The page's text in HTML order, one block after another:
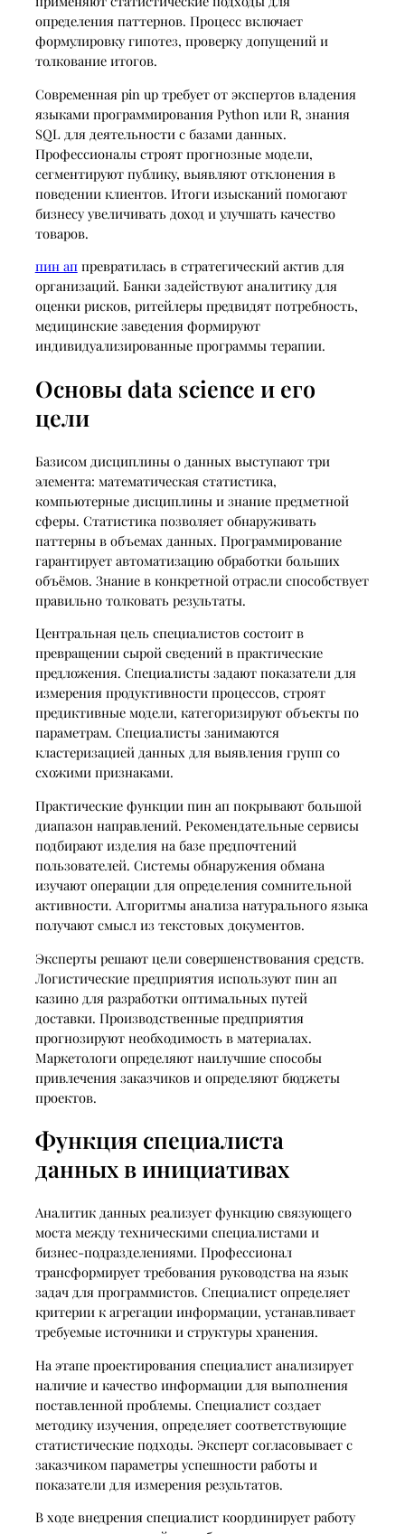
определения паттернов. Процесс включает
формулировку гипотез, проверку допущений и
толкование итогов.
Современная pin up требует от экспертов владения
языками программирования Python или R, знания
SQL для деятельности с базами данных.
Профессионалы строят прогнозные модели,
сегментируют публику, выявляют отклонения в
поведении клиентов. Итоги изысканий помогают
бизнесу увеличивать доход и улучшать качество
товаров.
пин аппревратилась в стратегический актив для
организаций. Банки задействуют аналитику для
оценки рисков, ритейлеры предвидят потребность,
медицинские заведения формируют
индивидуализированные программы терапии.
Основы data science и его
цели
Базисом дисциплины о данных выступают три
элемента: математическая статистика,
компьютерные дисциплины и знание предметной
сферы. Статистика позволяет обнаруживать
паттерны в объемах данных. Программирование
гарантирует автоматизацию обработки больших
объёмов. Знание в конкретной отрасли способствует
правильно толковать результаты.
Центральная цель специалистов состоит в
превращении сырой сведений в практические
предложения. Специалисты задают показатели для
измерения продуктивности процессов, строят
предиктивные модели, категоризируют объекты по
параметрам. Специалисты занимаются
кластеризацией данных для выявления групп со
схожими признаками.
Практические функции пин ап покрывают большой
диапазон направлений. Рекомендательные сервисы
подбирают изделия на базе предпочтений
пользователей. Системы обнаружения обмана
изучают операции для определения сомнительной
активности. Алгоритмы анализа натурального языка
получают смысл из текстовых документов.
Эксперты решают цели совершенствования средств.
Логистические предприятия используют пин ап
казино для разработки оптимальных путей
доставки. Производственные предприятия
прогнозируют необходимость в материалах.
Маркетологи определяют наилучшие способы
привлечения заказчиков и определяют бюджеты
проектов.
Функция специалиста
данных в инициативах
Аналитик данных реализует функцию связующего
моста между техническими специалистами и
бизнес-подразделениями. Профессионал
трансформирует требования руководства на язык
задач для программистов. Специалист определяет
критерии к агрегации информации, устанавливает
требуемые источники и структуры хранения.
На этапе проектирования специалист анализирует
наличие и качество информации для выполнения
поставленной проблемы. Специалист создает
методику изучения, определяет соответствующие
статистические подходы. Эксперт согласовывает с
заказчиком параметры успешности работы и
показатели для измерения результатов.
В ходе внедрения специалист координирует работу